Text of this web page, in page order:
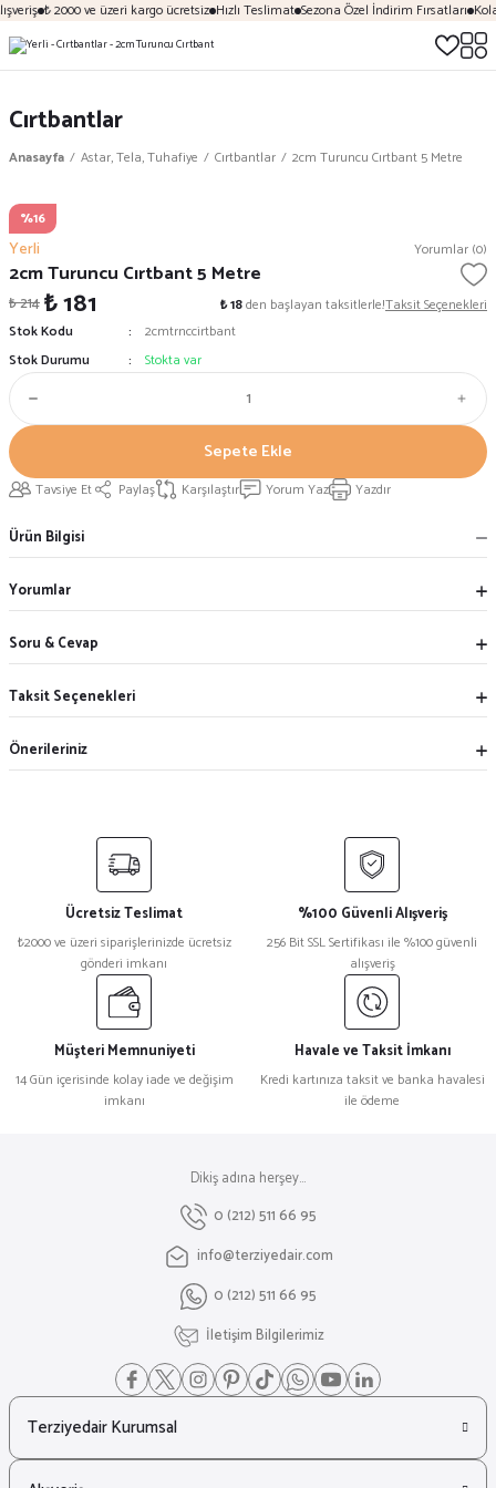
₺ 2000 ve üzeri kargo ücretsiz Hızlı Teslimat Sezona Özel İndirim Fırsatları
Cırtbantlar
Anasayfa Astar, Tela, Tuhafiye Cırtbantlar 2cm Turuncu Cırtbant 5 Metre
%16
Yerli Yorumlar (0)
2cm Turuncu Cırtbant 5 Metre
₺ 214₺ 181 ₺ 18den başlayan taksitlerle!Taksit Seçenekleri
Stok Kodu
2cmtrnccirtbant
Stok Durumu
Stokta var
Sepete Ekle
Tavsiye Et Paylaş Karşılaştır Yorum Yaz Yazdır
Ürün Bilgisi
Yorumlar
Soru & Cevap
Taksit Seçenekleri
Önerileriniz
Ücretsiz Teslimat
₺2000 ve üzeri siparişlerinizde ücretsiz
gönderi imkanı
%100 Güvenli Alışveriş
256 Bit SSL Sertifikası ile %100 güvenli
alışveriş
Müşteri Memnuniyeti
14 Gün içerisinde kolay iade ve değişim
imkanı
Havale ve Taksit İmkanı
Kredi kartınıza taksit ve banka havalesi
ile ödeme
Dikiş adına herşey...
0 (212) 511 66 95
info@terziyedair.com
0 (212) 511 66 95
İletişim Bilgilerimiz
Terziyedair Kurumsal